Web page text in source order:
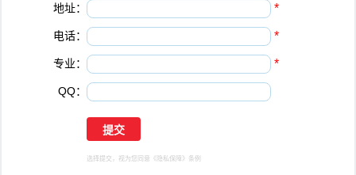
地址： *
电话： *
专业： *
QQ：
选择提交，视为您同意 《隐私保障》 条例